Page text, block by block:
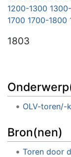
1200-1300
1700 1700-1800
1803
OLV-toren/-
Bron(nen)
Toren door